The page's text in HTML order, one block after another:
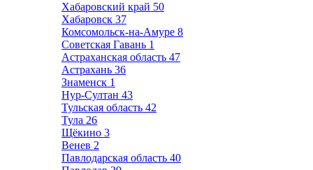
Хабаровский край 50
Хабаровск 37
Комсомольск-на-Амуре 8
Советская Гавань 1
Астраханская область 47
Астрахань 36
Знаменск 1
Нур-Султан 43
Тульская область 42
Тула 26
Щёкино 3
Венев 2
Павлодарская область 40